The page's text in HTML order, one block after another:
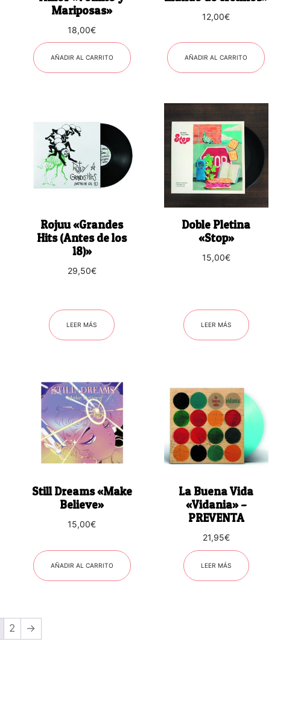
Mariposas»
18,00€
AÑADIR AL CARRITO
12,00€
AÑADIR AL CARRITO
Rojuu «Grandes
Hits (Antes de los
18)»
29,50€
LEER MÁS
Doble Pletina
«Stop»
15,00€
LEER MÁS
Still Dreams «Make
Believe»
15,00€
AÑADIR AL CARRITO
La Buena Vida
«Vidania» –
PREVENTA
21,95€
LEER MÁS
2 →